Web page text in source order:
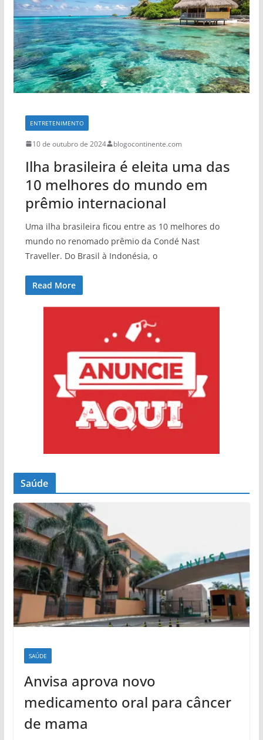
ENTRETENIMENTO
10 de outubro de 2024 blogocontinente.com
Ilha brasileira é eleita uma das
10 melhores do mundo em
prêmio internacional
Uma ilha brasileira ficou entre as 10 melhores do
mundo no renomado prêmio da Condé Nast
Traveller. Do Brasil à Indonésia, o
Read More
Saúde
SAÚDE
Anvisa aprova novo
medicamento oral para câncer
de mama